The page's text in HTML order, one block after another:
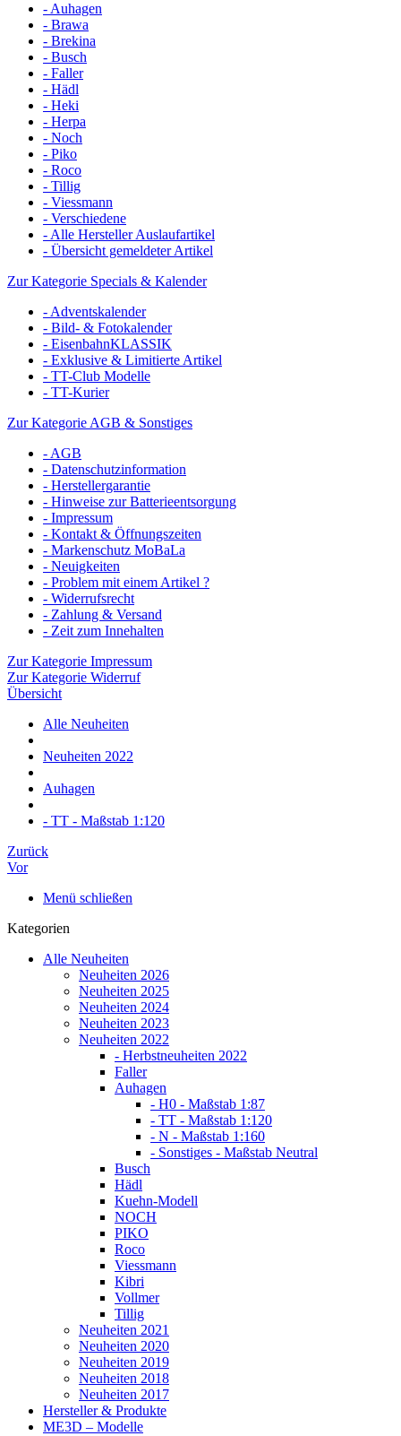
- Auhagen
- Brawa
- Brekina
- Busch
- Faller
- Hädl
- Heki
- Herpa
- Noch
- Piko
- Roco
- Tillig
- Viessmann
- Verschiedene
- Alle Hersteller Auslaufartikel
- Übersicht gemeldeter Artikel
Zur Kategorie Specials & Kalender
- Adventskalender
- Bild- & Fotokalender
- EisenbahnKLASSIK
- Exklusive & Limitierte Artikel
- TT-Club Modelle
- TT-Kurier
Zur Kategorie AGB & Sonstiges
- AGB
- Datenschutzinformation
- Herstellergarantie
- Hinweise zur Batterieentsorgung
- Impressum
- Kontakt & Öffnungszeiten
- Markenschutz MoBaLa
- Neuigkeiten
- Problem mit einem Artikel ?
- Widerrufsrecht
- Zahlung & Versand
- Zeit zum Innehalten
Zur Kategorie Impressum
Zur Kategorie Widerruf
Übersicht
Alle Neuheiten
Neuheiten 2022
Auhagen
- TT - Maßstab 1:120
Zurück
Vor
Menü schließen
Kategorien
Alle Neuheiten
Neuheiten 2026
Neuheiten 2025
Neuheiten 2024
Neuheiten 2023
Neuheiten 2022
- Herbstneuheiten 2022
Faller
Auhagen
- H0 - Maßstab 1:87
- TT - Maßstab 1:120
- N - Maßstab 1:160
- Sonstiges - Maßstab Neutral
Busch
Hädl
Kuehn-Modell
NOCH
PIKO
Roco
Viessmann
Kibri
Vollmer
Tillig
Neuheiten 2021
Neuheiten 2020
Neuheiten 2019
Neuheiten 2018
Neuheiten 2017
Hersteller & Produkte
ME3D – Modelle